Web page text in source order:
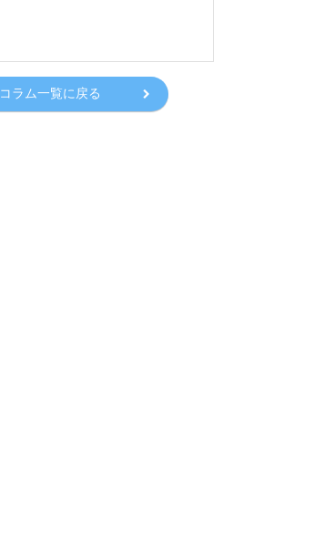
コラム一覧に戻る